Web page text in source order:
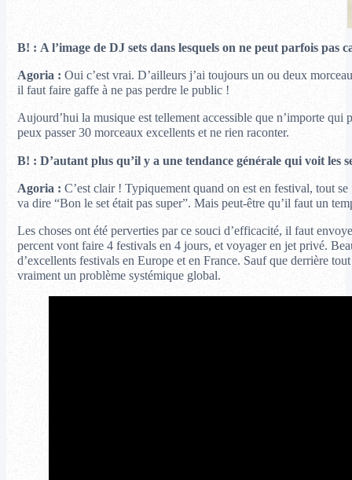
B! : A l’image de DJ sets dans lesquels on ne peut parfois
Agoria : Oui c’est vrai. D’ailleurs j’ai toujours un ou deux
il faut faire gaffe à ne pas perdre le public !
Aujourd’hui la musique est tellement accessible que n’importe
peux passer 30 morceaux excellents et ne rien raconter.
B! : D’autant plus qu’il y a une tendance générale qui voit les
Agoria : C’est clair ! Typiquement quand on est en festival, tout
va dire “Bon le set était pas super”. Mais peut-être qu’il faut un
Les choses ont été perverties par ce souci d’efficacité, il faut
percent vont faire 4 festivals en 4 jours, et voyager en jet privé.
d’excellents festivals en Europe et en France. Sauf que derrière
vraiment un problème systémique global.